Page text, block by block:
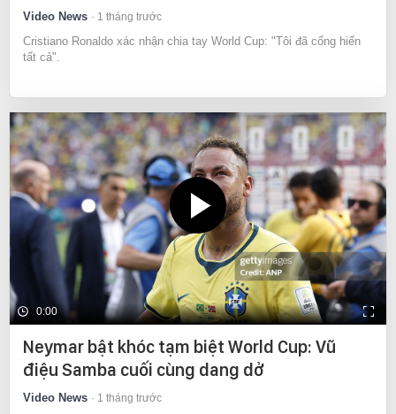
Video News 1 tháng trước
Cristiano Ronaldo xác nhận chia tay World Cup: "Tôi đã cống hiến
tất cả".
0:00
Neymar bật khóc tạm biệt World Cup: Vũ
điệu Samba cuối cùng dang dở
Video News 1 tháng trước